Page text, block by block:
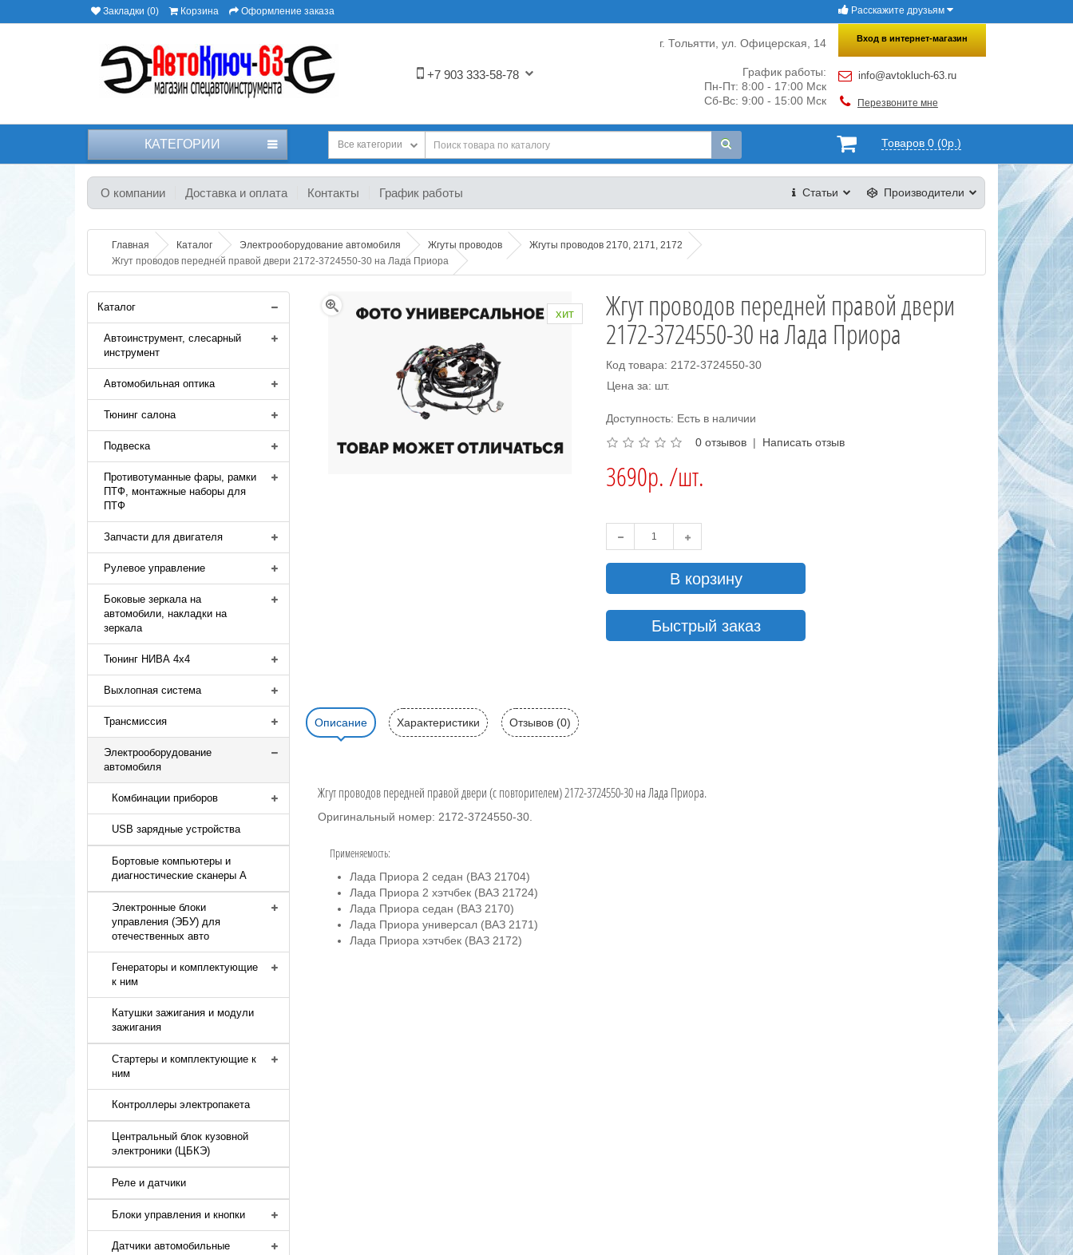
×
Закладки (0) Корзина Оформление заказа Расскажите друзьям
+7 903 333-58-78
Вход в интернет-магазин
info@avtokluch-63.ru
Перезвоните мне
г. Тольятти, ул. Офицерская, 14
График работы:
Пн-Пт: 8:00 - 17:00 Мск
Сб-Вс: 9:00 - 15:00 Мск
КАТЕГОРИИ Товаров 0 (0р.)
Все категории
О компании Доставка и оплата Контакты График работы Производители
Статьи
Главная Каталог Электрооборудование автомобиля Жгуты проводов
Жгуты проводов 2170, 2171, 2172
Жгут проводов передней правой двери 2172-3724550-30 на Лада Приора
Каталог
Автоинструмент, слесарный
инструмент
Автомобильная оптика
Тюнинг салона
Подвеска
Противотуманные фары, рамки
ПТФ, монтажные наборы для
ПТФ
Запчасти для двигателя
Рулевое управление
Боковые зеркала на
автомобили, накладки на
зеркала
Тюнинг НИВА 4х4
Выхлопная система
Трансмиссия
Электрооборудование
автомобиля
Комбинации приборов
USB зарядные устройства
Бортовые компьютеры и
диагностические сканеры A
Электронные блоки
управления (ЭБУ) для
отечественных авто
Генераторы и комплектующие
к ним
Катушки зажигания и модули
зажигания
Стартеры и комплектующие к
ним
Контроллеры электропакета
Центральный блок кузовной
электроники (ЦБКЭ)
Реле и датчики
Блоки управления и кнопки
Датчики автомобильные
хит
Жгут проводов передней правой двери
2172-3724550-30 на Лада Приора
Код товара: 2172-3724550-30
Цена за: шт.
Доступность: Есть в наличии
0 отзывов | Написать отзыв
3690р. /шт.
В корзину
Быстрый заказ
Описание Характеристики Отзывов (0)
Жгут проводов передней правой двери (с повторителем) 2172-3724550-30 на Лада Приора.
Оригинальный номер: 2172-3724550-30.
Применяемость:
Лада Приора 2 седан (ВАЗ 21704)
Лада Приора 2 хэтчбек (ВАЗ 21724)
Лада Приора седан (ВАЗ 2170)
Лада Приора универсал (ВАЗ 2171)
Лада Приора хэтчбек (ВАЗ 2172)